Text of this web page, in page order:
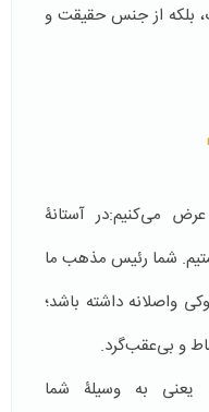
بلکه از جنس حقیقت و
می‌کنیم:در آستانۀ
شما رئیس مذهب ما
واصلانه داشته باشد؛
و بی‌عقب‌گرد.
به وسیلۀ شما